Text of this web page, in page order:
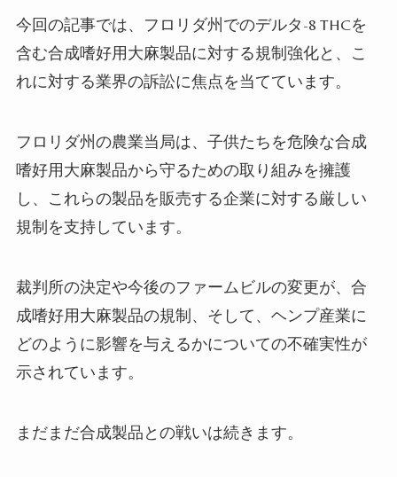
今回の記事では、フロリダ州でのデルタ-8 THCを
含む合成嗜好用大麻製品に対する規制強化と、こ
れに対する業界の訴訟に焦点を当てています。
フロリダ州の農業当局は、子供たちを危険な合成
嗜好用大麻製品から守るための取り組みを擁護
し、これらの製品を販売する企業に対する厳しい
規制を支持しています。
裁判所の決定や今後のファームビルの変更が、合
成嗜好用大麻製品の規制、そして、ヘンプ産業に
どのように影響を与えるかについての不確実性が
示されています。
まだまだ合成製品との戦いは続きます。